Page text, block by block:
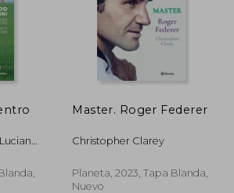
Master. Roger Federer
Christopher Clarey
Planeta, 2023, Tapa Blanda,
Nuevo